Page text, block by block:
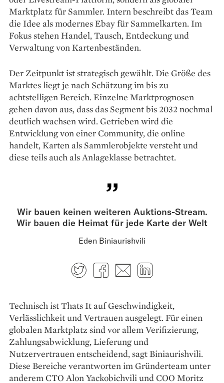
Marktplatz für Sammler. Intern beschreibt das Team
die Idee als modernes Ebay für Sammelkarten. Im
Fokus stehen Handel, Tausch, Entdeckung und
Verwaltung von Kartenbeständen.
Der Zeitpunkt ist strategisch gewählt. Die Größe des
Marktes liegt je nach Schätzung im bis zu
achtstelligen Bereich. Einzelne Marktprognosen
gehen davon aus, dass das Segment bis 2032 nochmal
deutlich wachsen wird. Getrieben wird die
Entwicklung von einer Community, die online
handelt, Karten als Sammlerobjekte versteht und
diese teils auch als Anlageklasse betrachtet.
Wir bauen keinen weiteren Auktions-Stream.
Wir bauen die Heimat für jede Karte der Welt
Eden Biniaurishvili
TwitterFacebook
E-mail
Technisch ist Thats It auf Geschwindigkeit,
Verlässlichkeit und Vertrauen ausgelegt. Für einen
globalen Marktplatz sind vor allem Verifizierung,
Zahlungsabwicklung, Lieferung und
Nutzervertrauen entscheidend, sagt Biniaurishvili.
Diese Bereiche verantworten im Gründerteam unter
anderem CTO Alon Yackobichvili und COO Moritz